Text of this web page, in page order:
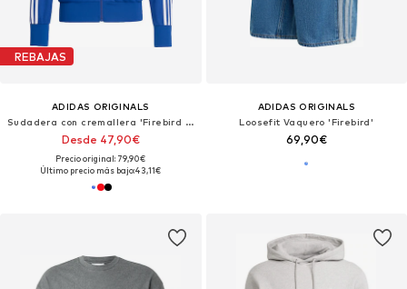
REBAJAS
ADIDAS ORIGINALS
Sudadera con cremallera 'Firebird Adicolor'
Desde 47,90€
Precio original: 79,90€
Último precio más bajo:43,11€
ADIDAS ORIGINALS
Loosefit Vaquero 'Firebird'
69,90€